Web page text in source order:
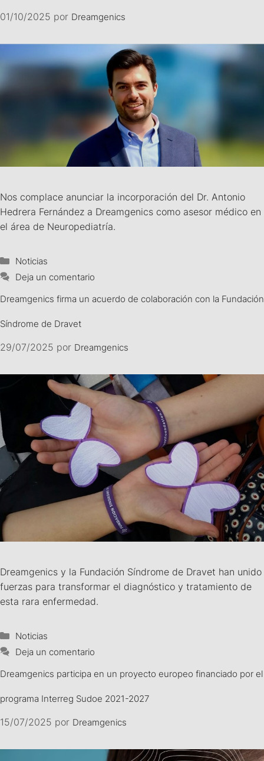
01/10/2025 por Dreamgenics
Nos complace anunciar la incorporación del Dr. Antonio
Hedrera Fernández a Dreamgenics como asesor médico en
el área de Neuropediatría.
Noticias
Deja un comentario
Dreamgenics firma un acuerdo de colaboración con la Fundación
Síndrome de Dravet
29/07/2025 por Dreamgenics
Dreamgenics y la Fundación Síndrome de Dravet han unido
fuerzas para transformar el diagnóstico y tratamiento de
esta rara enfermedad.
Noticias
Deja un comentario
Dreamgenics participa en un proyecto europeo financiado por el
programa Interreg Sudoe 2021-2027
15/07/2025 por Dreamgenics